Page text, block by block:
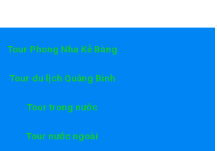
Tour Phong Nha Kẻ Bàng
Tour du lịch Quảng Bình
Tour trong nước
Tour nước ngoài